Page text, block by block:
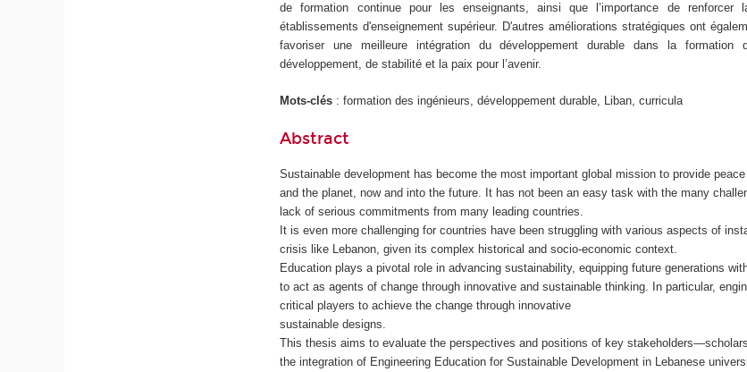
de formation continue pour les enseignants, ainsi que l’importance de renforcer
établissements d'enseignement supérieur. D'autres améliorations stratégiques ont
favoriser une meilleure intégration du développement durable dans la formation
développement, de stabilité et la paix pour l’avenir.
Mots-clés : formation des ingénieurs, développement durable, Liban, curricula
Abstract
Sustainable development has become the most important global mission to provide
and the planet, now and into the future. It has not been an easy task with the many
lack of serious commitments from many leading countries.
It is even more challenging for countries have been struggling with various aspects of
crisis like Lebanon, given its complex historical and socio-economic context.
Education plays a pivotal role in advancing sustainability, equipping future generations
to act as agents of change through innovative and sustainable thinking. In particular,
critical players to achieve the change through innovative
sustainable designs.
This thesis aims to evaluate the perspectives and positions of key
the integration of Engineering Education for Sustainable Development in Lebanese